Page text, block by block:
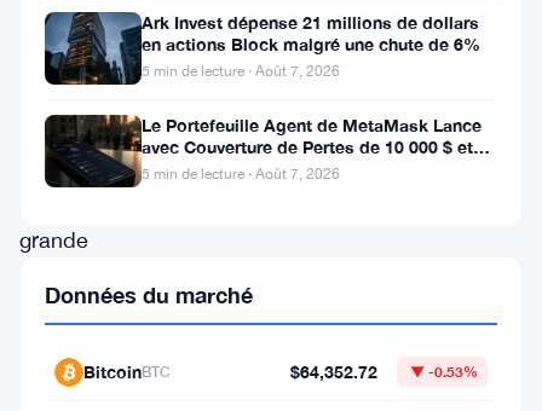
marché
alors
que
des
transactions
grande
activité
Ark Invest dépense 21 millions de dollars
en actions Block malgré une chute de 6%
5 min de lecture · Août 7, 2026
Le Portefeuille Agent de MetaMask Lance
avec Couverture de Pertes de 10 000 $ et
Modes de Trading Doubles
5 min de lecture · Août 7, 2026
Données du marché
BitcoinBTC $64,352.72 ▼ -0.53%